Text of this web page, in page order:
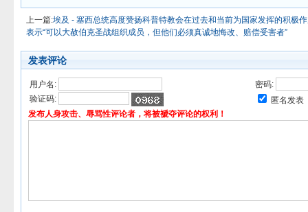
上一篇:埃及 - 塞西总统高度赞扬科普特教会在过去和当前为国家发挥的积极
表示“可以大赦伯克圣战组织成员，但他们必须真诚地悔改、赔偿受害者”
发表评论
用户名:
密码:
验证码:
匿名发表
发布人身攻击、辱骂性评论者，将被褫夺评论的权利！